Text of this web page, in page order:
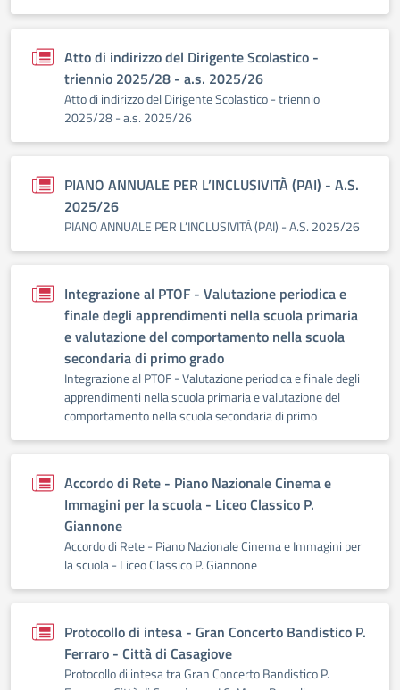
Atto di indirizzo del Dirigente Scolastico -
triennio 2025/28 - a.s. 2025/26
Atto di indirizzo del Dirigente Scolastico - triennio
2025/28 - a.s. 2025/26
PIANO ANNUALE PER L’INCLUSIVITÀ (PAI) - A.S.
2025/26
PIANO ANNUALE PER L’INCLUSIVITÀ (PAI) - A.S. 2025/26
Integrazione al PTOF - Valutazione periodica e
finale degli apprendimenti nella scuola primaria
e valutazione del comportamento nella scuola
secondaria di primo grado
Integrazione al PTOF - Valutazione periodica e finale degli
apprendimenti nella scuola primaria e valutazione del
comportamento nella scuola secondaria di primo
Accordo di Rete - Piano Nazionale Cinema e
Immagini per la scuola - Liceo Classico P.
Giannone
Accordo di Rete - Piano Nazionale Cinema e Immagini per
la scuola - Liceo Classico P. Giannone
Protocollo di intesa - Gran Concerto Bandistico P.
Ferraro - Città di Casagiove
Protocollo di intesa tra Gran Concerto Bandistico P.